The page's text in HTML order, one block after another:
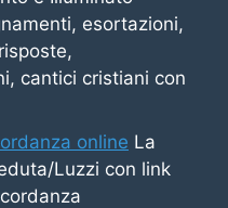
esortazioni,
cantici cristiani con
online La
Luzzi con link